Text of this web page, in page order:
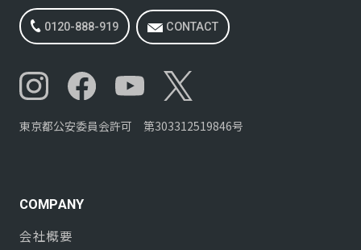
0120-888-919 CONTACT
東京都公安委員会許可 第303312519846号
COMPANY
会社概要